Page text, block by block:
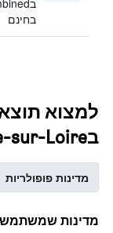
בחינם
למצוא
בibis budget Cosne-sur-Loire
מדינות פופולריות
מדינות